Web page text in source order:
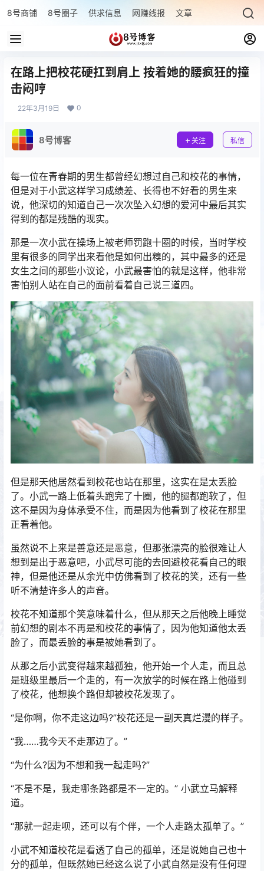
8号商铺 8号圈子 供求信息 网赚线报 文章专题 最新文章
在路上把校花硬扛到肩上 按着她的腰疯狂的撞
击闷哼
22年3月19日 0
8号博客 关注 私信
每一位在青春期的男生都曾经幻想过自己和校花的事情，
但是对于小武这样学习成绩差、长得也不好看的男生来
说，他深切的知道自己一次次坠入幻想的爱河中最后其实
得到的都是残酷的现实。
那是一次小武在操场上被老师罚跑十圈的时候，当时学校
里有很多的同学出来看他是如何出糗的，其中最多的还是
女生之间的那些小议论，小武最害怕的就是这样，他非常
害怕别人站在自己的面前看着自己说三道四。
但是那天他居然看到校花也站在那里，这实在是太丢脸
了。小武一路上低着头跑完了十圈，他的腿都跑软了，但
这不是因为身体承受不住，而是因为他看到了校花在那里
正看着他。
虽然说不上来是善意还是恶意，但那张漂亮的脸很难让人
想到是出于恶意吧，小武尽可能的去回避校花看自己的眼
神，但是他还是从余光中仿佛看到了校花的笑，还有一些
听不清楚许多人的声音。
校花不知道那个笑意味着什么，但从那天之后他晚上睡觉
前幻想的剧本不再是和校花的事情了，因为他知道他太丢
脸了，而最丢脸的事是被她看到了。
从那之后小武变得越来越孤独，他开始一个人走，而且总
是班级里最后一个走的，有一次放学的时候在路上他碰到
了校花，他想换个路但却被校花发现了。
“是你啊，你不走这边吗?”校花还是一副天真烂漫的样子。
“我……我今天不走那边了。”
“为什么?因为不想和我一起走吗?”
“不是不是，我走哪条路都是不一定的。” 小武立马解释
道。
“那就一起走呗，还可以有个伴，一个人走路太孤单了。”
小武不知道校花是看透了自己的孤单，还是说她自己也十
分的孤单，但既然她已经这么说了小武自然是没有任何理